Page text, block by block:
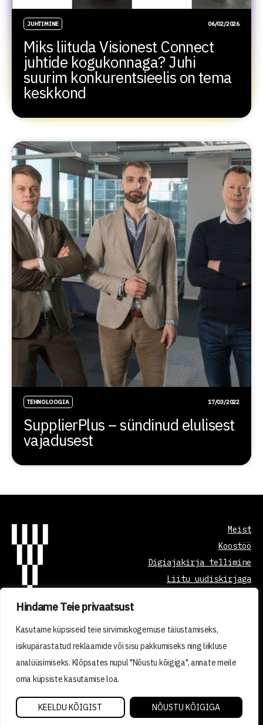
Hindame Teie privaatsust
Kasutame küpsiseid teie sirvimiskogemuse täiustamiseks,
isikupärastatud reklaamide või sisu pakkumiseks ning liikluse
analüüsimiseks. Klõpsates nupul "Nõustu kõigiga", annate meile
oma küpsiste kasutamise loa.
KEELDU KÕIGIST NÕUSTU KÕIGIGA
JUHTIMINE 06/02/2026
Miks liituda Visionest Connect
juhtide kogukonnaga? Juhi
suurim konkurentsieelis on tema
keskkond
TEHNOLOOGIA 17/03/2022
SupplierPlus – sündinud elulisest
vajadusest
Meist
Koostöö
Digiajakirja tellimine
Liitu uudiskirjaga
2026 © VISIONEST INSTITUTE OÜ
Made with ❤️ by vDisain